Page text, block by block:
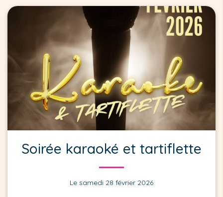
Soirée karaoké et tartiflette
Le samedi 28 février 2026